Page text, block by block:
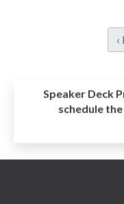
Speaker Deck
schedule